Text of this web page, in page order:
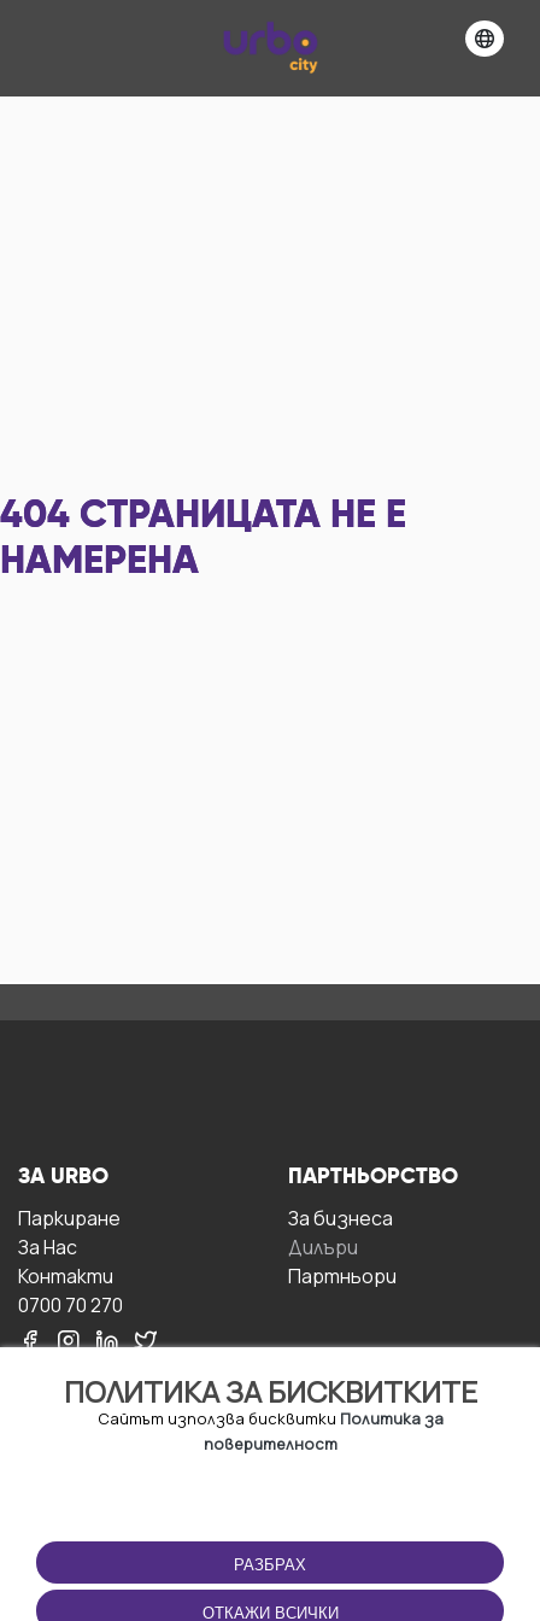
404 СТРАНИЦАТА НЕ Е
НАМЕРЕНА
ПОЛИТИКА ЗА БИСКВИТКИТЕ
Сайтът използва бисквитки Политика за
поверителност
РАЗБРАХ
ОТКАЖИ ВСИЧКИ
ЗА URBO
Паркиране
За Hас
Контакти
0700 70 270
ПАРТНЬОРСТВО
За бизнесa
Дилъри
Партньори
ПОЛЗВАНЕ
Правила и условия за
ползване
ПРИЛОЖЕНИЕТО